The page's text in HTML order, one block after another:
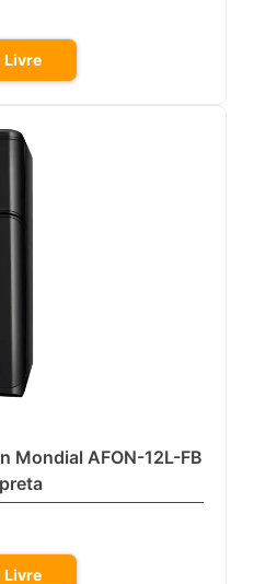
Livre
Mondial AFON-12L-FB
Livre